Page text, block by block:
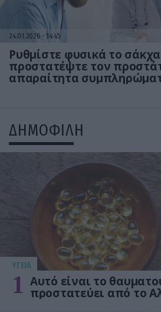
24.01.2026 14:45
Ρυθμίστε φυσικά το
προστατέψτε τον
απαραίτητα
ΔΗΜΟΦΙΛΗ
ΥΓΕΙΑ
1 Αυτό είναι το
προστατεύει από το